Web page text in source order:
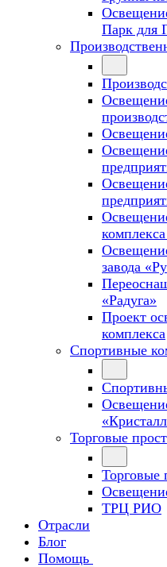
Парк для
завода
«Радуга»
Проект
комплекса
Спортивные
Торговые
Торговые
ТРЦ РИО
Отрасли
Блог
Помощь